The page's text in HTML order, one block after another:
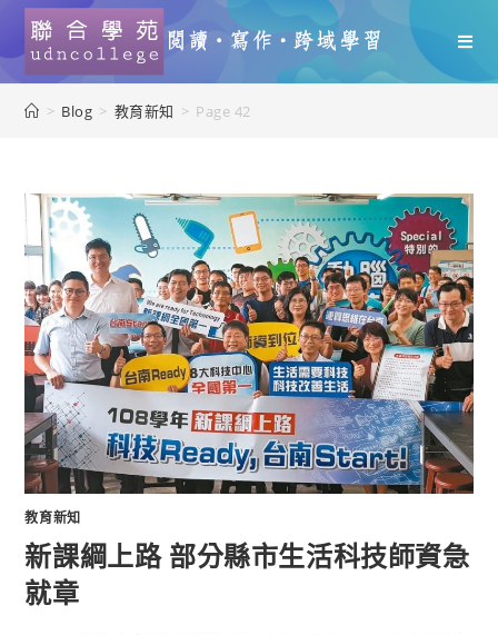
> Blog > 教育新知 > Page 42
教育新知
新課綱上路 部分縣市生活科技師資急
就章